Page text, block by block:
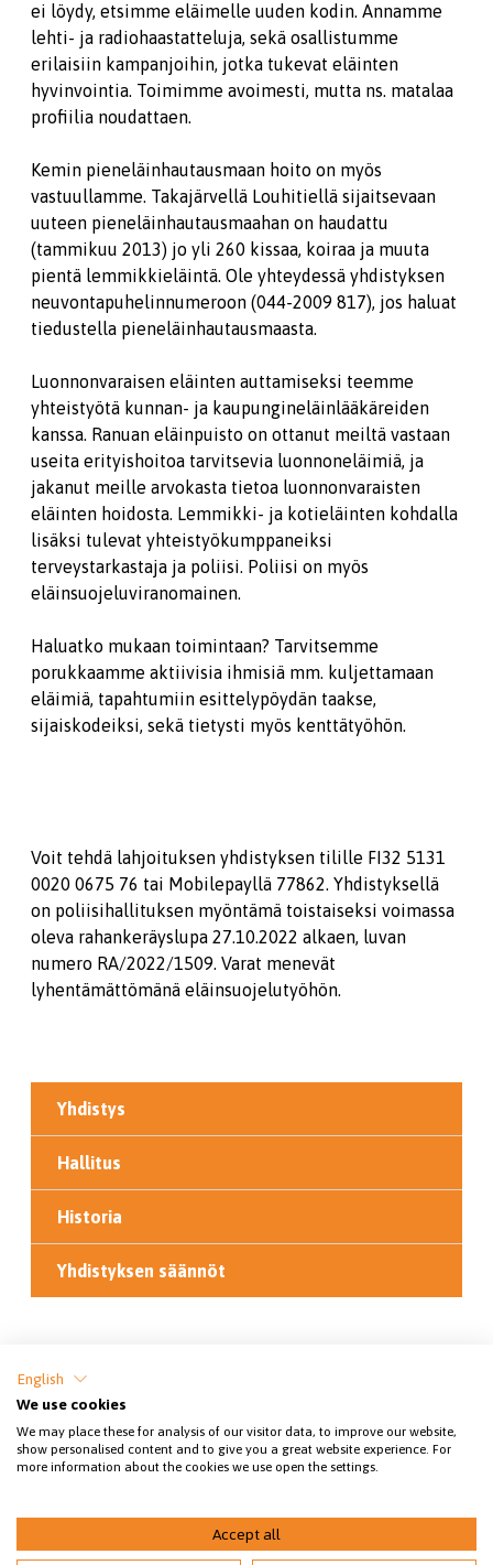
ei löydy, etsimme eläimelle uuden kodin. Annamme
lehti- ja radiohaastatteluja, sekä osallistumme
erilaisiin kampanjoihin, jotka tukevat eläinten
hyvinvointia. Toimimme avoimesti, mutta ns. matalaa
profiilia noudattaen.
Kemin pieneläinhautausmaan hoito on myös
vastuullamme. Takajärvellä Louhitiellä sijaitsevaan
uuteen pieneläinhautausmaahan on haudattu
(tammikuu 2013) jo yli 260 kissaa, koiraa ja muuta
pientä lemmikkieläintä. Ole yhteydessä yhdistyksen
neuvontapuhelinnumeroon (044-2009 817), jos haluat
tiedustella pieneläinhautausmaasta.
Luonnonvaraisen eläinten auttamiseksi teemme
yhteistyötä kunnan- ja kaupungineläinlääkäreiden
kanssa. Ranuan eläinpuisto on ottanut meiltä vastaan
useita erityishoitoa tarvitsevia luonnoneläimiä, ja
jakanut meille arvokasta tietoa luonnonvaraisten
eläinten hoidosta. Lemmikki- ja kotieläinten kohdalla
lisäksi tulevat yhteistyökumppaneiksi
terveystarkastaja ja poliisi. Poliisi on myös
eläinsuojeluviranomainen.
Haluatko mukaan toimintaan? Tarvitsemme
porukkaamme aktiivisia ihmisiä mm. kuljettamaan
eläimiä, tapahtumiin esittelypöydän taakse,
sijaiskodeiksi, sekä tietysti myös kenttätyöhön.
Voit tehdä lahjoituksen yhdistyksen tilille FI32 5131
0020 0675 76 tai Mobilepayllä 77862. Yhdistyksellä
on poliisihallituksen myöntämä toistaiseksi voimassa
oleva rahankeräyslupa 27.10.2022 alkaen, luvan
numero RA/2022/1509. Varat menevät
lyhentämättömänä eläinsuojelutyöhön.
Yhdistys
Hallitus
Historia
Yhdistyksen säännöt
© 2026 Meri-Lapin eläinsuojeluyhdistys
English
We use cookies
We may place these for analysis of our visitor data, to improve our website,
show personalised content and to give you a great website experience. For
more information about the cookies we use open the settings.
Accept all